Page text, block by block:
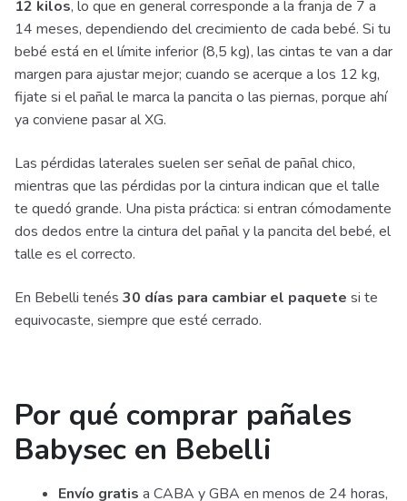
12 kilos, lo que en general corresponde a la franja de 7 a
14 meses, dependiendo del crecimiento de cada bebé. Si tu
bebé está en el límite inferior (8,5 kg), las cintas te van a dar
margen para ajustar mejor; cuando se acerque a los 12 kg,
fijate si el pañal le marca la pancita o las piernas, porque ahí
ya conviene pasar al XG.
Las pérdidas laterales suelen ser señal de pañal chico,
mientras que las pérdidas por la cintura indican que el talle
te quedó grande. Una pista práctica: si entran cómodamente
dos dedos entre la cintura del pañal y la pancita del bebé, el
talle es el correcto.
En Bebelli tenés 30 días para cambiar el paquete si te
equivocaste, siempre que esté cerrado.
Por qué comprar pañales
Babysec en Bebelli
Envío gratis a CABA y GBA en menos de 24 horas,